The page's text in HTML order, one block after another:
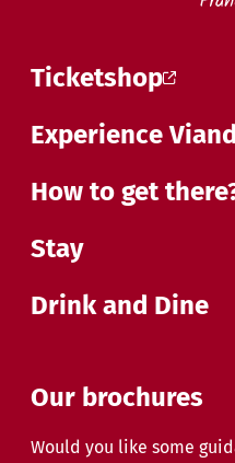
Ticketshop
Experience
How to get
Stay
Drink and Dine
Our brochures
Would you like some